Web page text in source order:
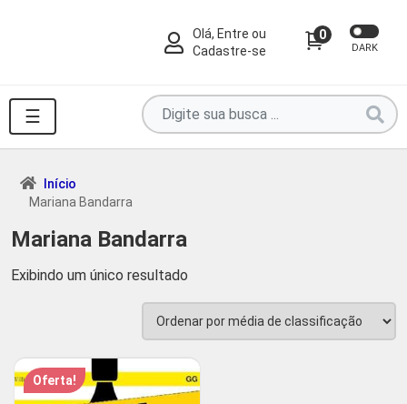
Olá, Entre ou
Cadastre-se
0
DARK
☰
Pesquise
por
produtos
Início
Mariana Bandarra
Mariana Bandarra
Exibindo um único resultado
Oferta!